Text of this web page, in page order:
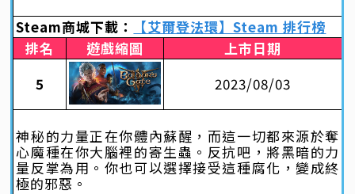
Steam商城下載：
【艾爾登法環】Steam 排行榜
排名
遊戲縮圖
上市日期
5
2023/08/03
神秘的力量正在你體內蘇醒，而這一切都來源於奪
心魔種在你大腦裡的寄生蟲。反抗吧，將黑暗的力
量反掌為用。你也可以選擇接受這種腐化，變成終
極的邪惡。